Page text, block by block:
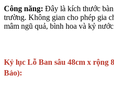
Công năng: Đây là kích thước
trường. Không gian cho phép gia
mâm ngũ quả, bình hoa và kỷ
Kỷ lục Lỗ Ban sâu 48cm x rộng
Bảo):